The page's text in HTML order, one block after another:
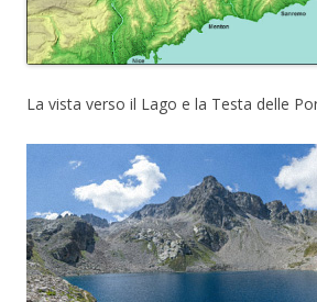
La vista verso il Lago e la Testa delle